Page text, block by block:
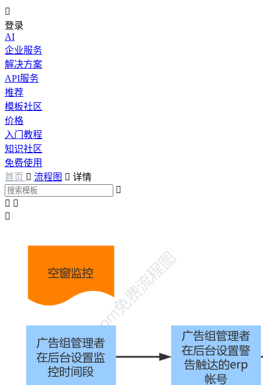

登录
AI
企业服务
解决方案
API服务
推荐
模板社区
价格
入门教程
知识社区
免费使用
首页  流程图  详情

 
